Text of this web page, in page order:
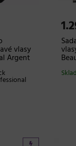
vlasy
Argent